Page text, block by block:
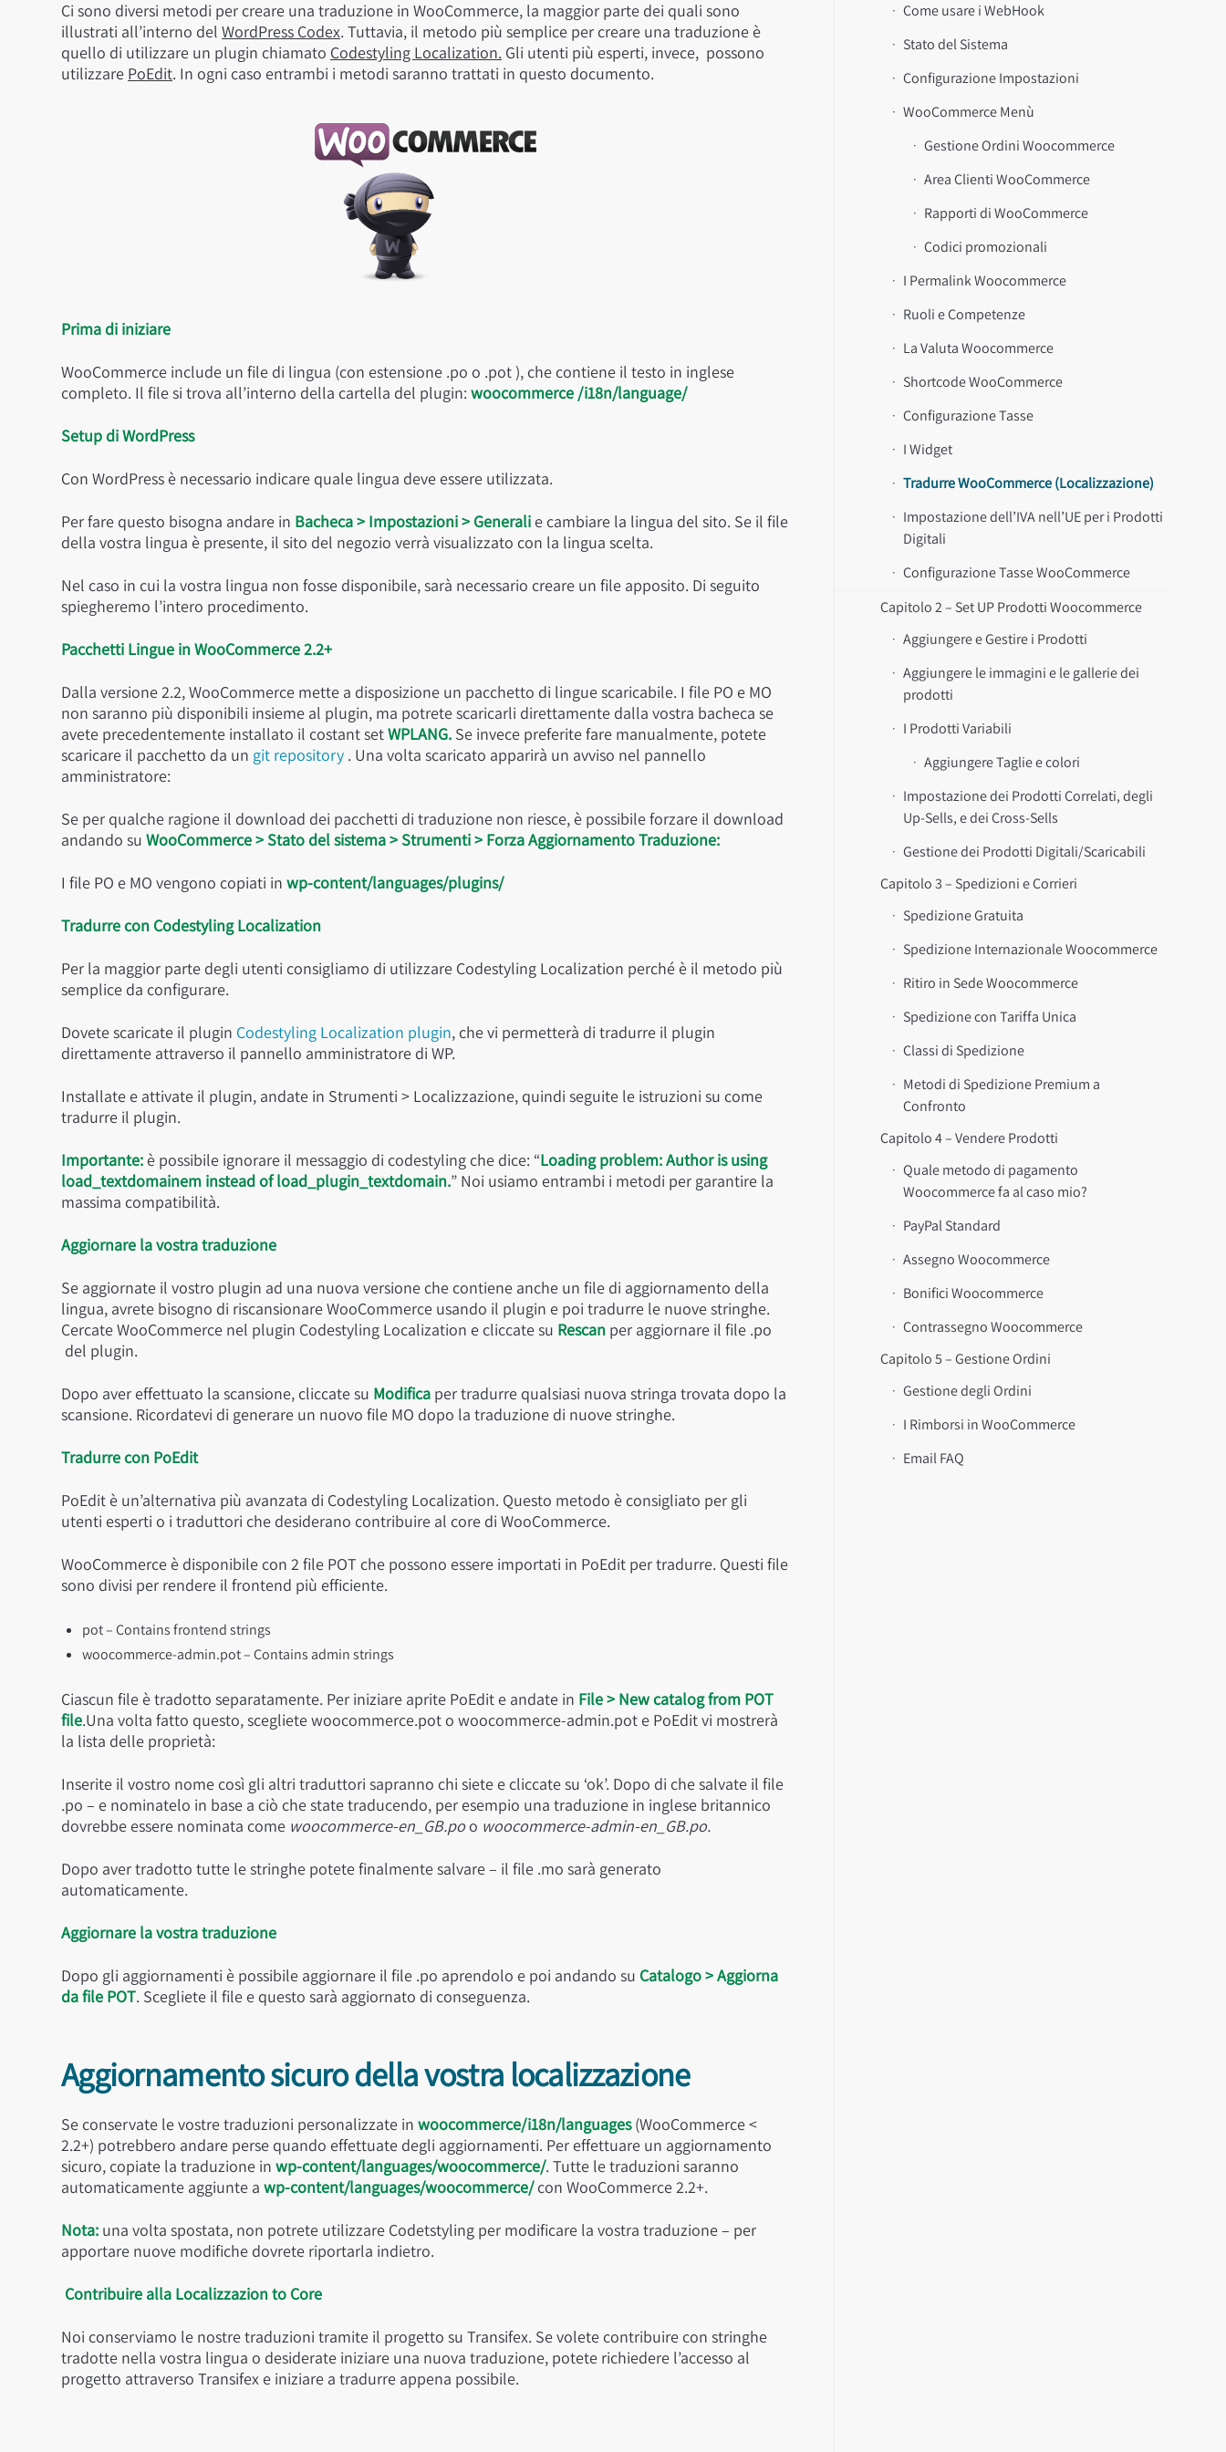
Ci sono diversi metodi per creare una traduzione in WooCommerce, la maggior parte dei quali sono
illustrati all’interno del WordPress Codex. Tuttavia, il metodo più semplice per creare una traduzione è
quello di utilizzare un plugin chiamato Codestyling Localization. Gli utenti più esperti, invece, possono
utilizzare PoEdit. In ogni caso entrambi i metodi saranno trattati in questo documento.
Prima di iniziare
WooCommerce include un file di lingua (con estensione .po o .pot ), che contiene il testo in inglese
completo. Il file si trova all’interno della cartella del plugin: woocommerce /i18n/language/
Setup di WordPress
Con WordPress è necessario indicare quale lingua deve essere utilizzata.
Per fare questo bisogna andare in Bacheca > Impostazioni > Generalie cambiare la lingua del sito. Se il file
della vostra lingua è presente, il sito del negozio verrà visualizzato con la lingua scelta.
Nel caso in cui la vostra lingua non fosse disponibile, sarà necessario creare un file apposito. Di seguito
spiegheremo l’intero procedimento.
Pacchetti Lingue in WooCommerce 2.2+
Dalla versione 2.2, WooCommerce mette a disposizione un pacchetto di lingue scaricabile. I file PO e MO
non saranno più disponibili insieme al plugin, ma potrete scaricarli direttamente dalla vostra bacheca se
avete precedentemente installato il costant setWPLANG. Se invece preferite fare manualmente, potete
scaricare il pacchetto da un git repository . Una volta scaricato apparirà un avviso nel pannello
amministratore:
Se per qualche ragione il download dei pacchetti di traduzione non riesce, è possibile forzare il download
andando su WooCommerce > Stato del sistema > Strumenti > Forza Aggiornamento Traduzione:
I file PO e MO vengono copiati in wp-content/languages/plugins/
Tradurre con Codestyling Localization
Per la maggior parte degli utenti consigliamo di utilizzare Codestyling Localization perché è il metodo più
semplice da configurare.
Dovete scaricate il plugin Codestyling Localization plugin, che vi permetterà di tradurre il plugin
direttamente attraverso il pannello amministratore di WP.
Installate e attivate il plugin, andate in Strumenti > Localizzazione, quindi seguite le istruzioni su come
tradurre il plugin.
Importante:è possibile ignorare il messaggio di codestyling che dice: “Loading problem: Author is using
load_textdomainem instead of load_plugin_textdomain.” Noi usiamo entrambi i metodi per garantire la
massima compatibilità.
Aggiornare la vostra traduzione
Se aggiornate il vostro plugin ad una nuova versione che contiene anche un file di aggiornamento della
lingua, avrete bisogno di riscansionare WooCommerce usando il plugin e poi tradurre le nuove stringhe.
Cercate WooCommerce nel plugin Codestyling Localization e cliccate su Rescan per aggiornare il file .po
del plugin.
Dopo aver effettuato la scansione, cliccate su Modifica per tradurre qualsiasi nuova stringa trovata dopo la
scansione. Ricordatevi di generare un nuovo file MO dopo la traduzione di nuove stringhe.
Tradurre con PoEdit
PoEdit è un’alternativa più avanzata di Codestyling Localization. Questo metodo è consigliato per gli
utenti esperti o i traduttori che desiderano contribuire al core di WooCommerce.
WooCommerce è disponibile con 2 file POT che possono essere importati in PoEdit per tradurre. Questi file
sono divisi per rendere il frontend più efficiente.
pot – Contains frontend strings
woocommerce-admin.pot – Contains admin strings
Ciascun file è tradotto separatamente. Per iniziare aprite PoEdit e andate in File > New catalog from POT
file.Una volta fatto questo, scegliete woocommerce.pot o woocommerce-admin.pot e PoEdit vi mostrerà
la lista delle proprietà:
Inserite il vostro nome così gli altri traduttori sapranno chi siete e cliccate su ‘ok’. Dopo di che salvate il file
.po – e nominatelo in base a ciò che state traducendo, per esempio una traduzione in inglese britannico
dovrebbe essere nominata come woocommerce-en_GB.poo woocommerce-admin-en_GB.po.
Dopo aver tradotto tutte le stringhe potete finalmente salvare – il file .mo sarà generato
automaticamente.
Aggiornare la vostra traduzione
Dopo gli aggiornamenti è possibile aggiornare il file .po aprendolo e poi andando su Catalogo > Aggiorna
da file POT. Scegliete il file e questo sarà aggiornato di conseguenza.
Aggiornamento sicuro della vostra localizzazione
Se conservate le vostre traduzioni personalizzate in woocommerce/i18n/languages(WooCommerce <
2.2+) potrebbero andare perse quando effettuate degli aggiornamenti. Per effettuare un aggiornamento
sicuro, copiate la traduzione in wp-content/languages/woocommerce/. Tutte le traduzioni saranno
automaticamente aggiunte a wp-content/languages/woocommerce/con WooCommerce 2.2+.
Nota: una volta spostata, non potrete utilizzare Codetstyling per modificare la vostra traduzione – per
apportare nuove modifiche dovrete riportarla indietro.
Contribuire alla Localizzazion to Core
Noi conserviamo le nostre traduzioni tramite il progetto su Transifex. Se volete contribuire con stringhe
tradotte nella vostra lingua o desiderate iniziare una nuova traduzione, potete richiedere l’accesso al
progetto attraverso Transifex e iniziare a tradurre appena possibile.
Come usare i WebHook
Stato del Sistema
Configurazione Impostazioni
WooCommerce Menù
Gestione Ordini Woocommerce
Area Clienti WooCommerce
Rapporti di WooCommerce
Codici promozionali
I Permalink Woocommerce
Ruoli e Competenze
La Valuta Woocommerce
Shortcode WooCommerce
Configurazione Tasse
I Widget
Tradurre WooCommerce (Localizzazione)
Impostazione dell’IVA nell’UE per i Prodotti
Digitali
Configurazione Tasse WooCommerce
Capitolo 2 – Set UP Prodotti Woocommerce
Aggiungere e Gestire i Prodotti
Aggiungere le immagini e le gallerie dei
prodotti
I Prodotti Variabili
Aggiungere Taglie e colori
Impostazione dei Prodotti Correlati, degli
Up-Sells, e dei Cross-Sells
Gestione dei Prodotti Digitali/Scaricabili
Capitolo 3 – Spedizioni e Corrieri
Spedizione Gratuita
Spedizione Internazionale Woocommerce
Ritiro in Sede Woocommerce
Spedizione con Tariffa Unica
Classi di Spedizione
Metodi di Spedizione Premium a
Confronto
Capitolo 4 – Vendere Prodotti
Quale metodo di pagamento
Woocommerce fa al caso mio?
PayPal Standard
Assegno Woocommerce
Bonifici Woocommerce
Contrassegno Woocommerce
Capitolo 5 – Gestione Ordini
Gestione degli Ordini
I Rimborsi in WooCommerce
Email FAQ